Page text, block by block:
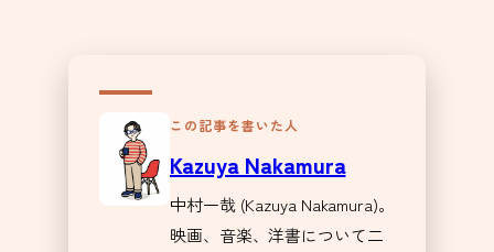
この記事を書いた人
Kazuya Nakamura
中村一哉 (Kazuya Nakamura)。
映画、音楽、洋書について二